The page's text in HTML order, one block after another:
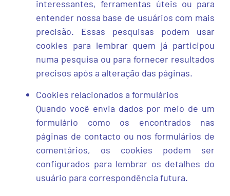
interessantes, ferramentas úteis ou para
entender nossa base de usuários com mais
precisão. Essas pesquisas podem usar
cookies para lembrar quem já participou
numa pesquisa ou para fornecer resultados
precisos após a alteração das páginas.
Cookies relacionados a formulários
Quando você envia dados por meio de um
formulário como os encontrados nas
páginas de contacto ou nos formulários de
comentários, os cookies podem ser
configurados para lembrar os detalhes do
usuário para correspondência futura.